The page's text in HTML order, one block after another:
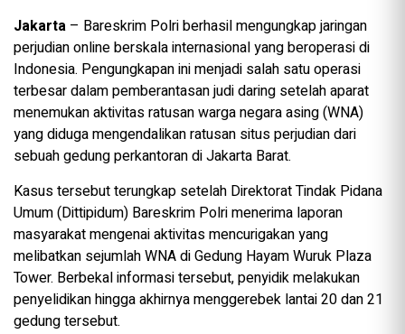
Jakarta – Bareskrim Polri berhasil mengungkap jaringan
perjudian online berskala internasional yang beroperasi di
Indonesia. Pengungkapan ini menjadi salah satu operasi
terbesar dalam pemberantasan judi daring setelah aparat
menemukan aktivitas ratusan warga negara asing (WNA)
yang diduga mengendalikan ratusan situs perjudian dari
sebuah gedung perkantoran di Jakarta Barat.
Kasus tersebut terungkap setelah Direktorat Tindak Pidana
Umum (Dittipidum) Bareskrim Polri menerima laporan
masyarakat mengenai aktivitas mencurigakan yang
melibatkan sejumlah WNA di Gedung Hayam Wuruk Plaza
Tower. Berbekal informasi tersebut, penyidik melakukan
penyelidikan hingga akhirnya menggerebek lantai 20 dan 21
gedung tersebut.